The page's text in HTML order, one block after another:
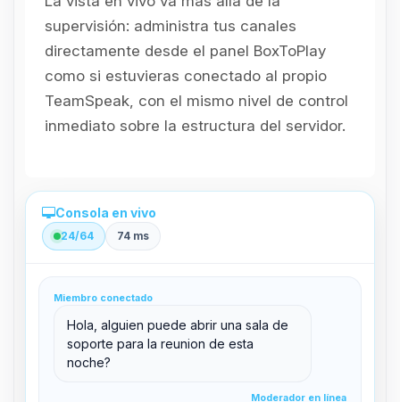
supervisión: administra tus canales
directamente desde el panel BoxToPlay
como si estuvieras conectado al propio
TeamSpeak, con el mismo nivel de control
inmediato sobre la estructura del servidor.
Consola en vivo
24/64 74 ms
Miembro conectado
Hola, alguien puede abrir una sala de
soporte para la reunion de esta
noche?
Moderador en línea